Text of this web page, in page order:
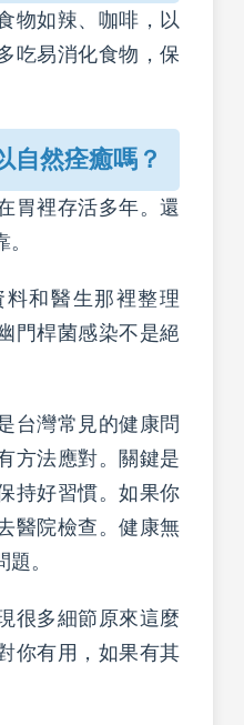
物如辣、咖啡，以
吃易消化食物，保
自然痊癒嗎？
胃裡存活多年。還
和醫生那裡整理
門桿菌感染不是絕
台灣常見的健康問
方法應對。關鍵是
持好習慣。如果你
醫院檢查。健康無
。
很多細節原來這麼
你有用，如果有其